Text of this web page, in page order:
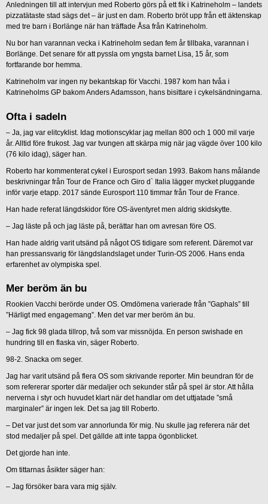
Anledningen till att intervjun med Roberto görs på ett fik i Katrineholm – landets
pizzatätaste stad sägs det – är just en dam. Roberto bröt upp från ett äktenskap
med tre barn i Borlänge när han träffade Åsa från Katrineholm.
Nu bor han varannan vecka i Katrineholm sedan fem år tillbaka, varannan i
Borlänge. Det senare för att pyssla om yngsta barnet Lisa, 15 år, som
fortfarande bor hemma.
Katrineholm var ingen ny bekantskap för Vacchi. 1987 kom han tvåa i
Katrineholms GP bakom Anders Adamsson, hans bisittare i cykelsändningarna.
Ofta i sadeln
– Ja, jag var elitcyklist. Idag motionscyklar jag mellan 800 och 1 000 mil varje
år. Alltid före frukost. Jag var tvungen att skärpa mig när jag vägde över 100 kilo
(76 kilo idag), säger han.
Roberto har kommenterat cykel i Eurosport sedan 1993. Bakom hans målande
beskrivningar från Tour de France och Giro d` Italia lägger mycket pluggande
inför varje etapp. 2017 sände Eurosport 110 timmar från Tour de France.
Han hade referat längdskidor före OS-äventyret men aldrig skidskytte.
– Jag läste på och jag läste på, berättar han om avresan före OS.
Han hade aldrig varit utsänd på något OS tidigare som referent. Däremot var
han pressansvarig för längdslandslaget under Turin-OS 2006. Hans enda
erfarenhet av olympiska spel.
Mer beröm än bu
Rookien Vacchi berörde under OS. Omdömena varierade från ”Gaphals” till
”Härligt med engagemang”. Men det var mer beröm än bu.
– Jag fick 98 glada tillrop, två som var missnöjda. En person swishade en
hundring till en flaska vin, säger Roberto.
98-2. Snacka om seger.
Jag har varit utsänd på flera OS som skrivande reporter. Min beundran för de
som refererar sporter där medaljer och sekunder står på spel är stor. Att hålla
nerverna i styr och huvudet klart när det handlar om det uttjatade ”små
marginaler” är ingen lek. Det sa jag till Roberto.
– Det var just det som var annorlunda för mig. Nu skulle jag referera när det
stod medaljer på spel. Det gällde att inte tappa ögonblicket.
Det gjorde han inte.
Om tittarnas åsikter säger han:
– Jag försöker bara vara mig själv.